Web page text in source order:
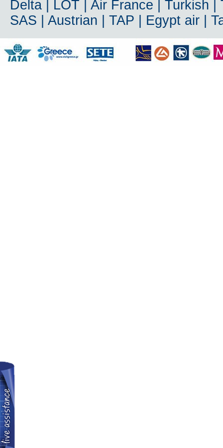
Delta | LOT | Air France | Turkish |
SAS | Austrian | TAP | Egypt air |